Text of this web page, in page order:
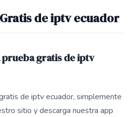
de iptv ecuador
gratis de iptv
de iptv ecuador, simplemente
sitio y descarga nuestra app